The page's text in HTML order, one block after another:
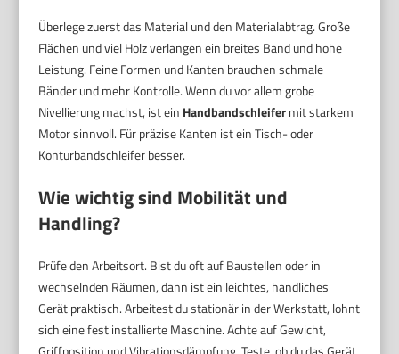
Überlege zuerst das Material und den Materialabtrag. Große
Flächen und viel Holz verlangen ein breites Band und hohe
Leistung. Feine Formen und Kanten brauchen schmale
Bänder und mehr Kontrolle. Wenn du vor allem grobe
Nivellierung machst, ist ein Handbandschleifermit starkem
Motor sinnvoll. Für präzise Kanten ist ein Tisch- oder
Konturbandschleifer besser.
Wie wichtig sind Mobilität und
Handling?
Prüfe den Arbeitsort. Bist du oft auf Baustellen oder in
wechselnden Räumen, dann ist ein leichtes, handliches
Gerät praktisch. Arbeitest du stationär in der Werkstatt, lohnt
sich eine fest installierte Maschine. Achte auf Gewicht,